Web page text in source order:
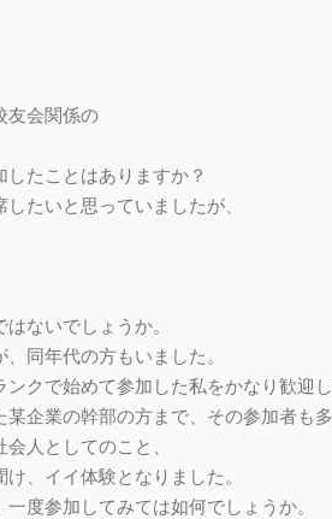
友会関係の
たことはありますか？
たいと思っていましたが、
ないでしょうか。
同年代の方もいました。
クで始めて参加した私をかなり歓迎し
企業の幹部の方まで、その参加者も多
人としてのこと、
、イイ体験となりました。
度参加してみては如何でしょうか。